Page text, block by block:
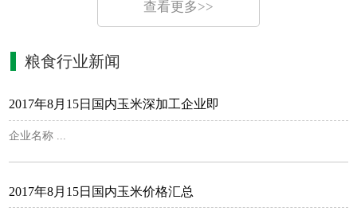
查看更多>>
粮食行业新闻
2017年8月15日国内玉米深加工企业即
企业名称 ...
2017年8月15日国内玉米价格汇总